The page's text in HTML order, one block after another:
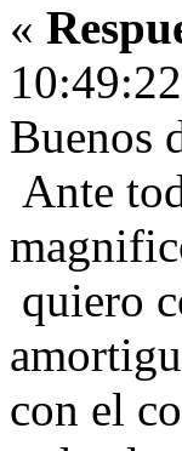
«
Buenos
Ante
quiero
con el